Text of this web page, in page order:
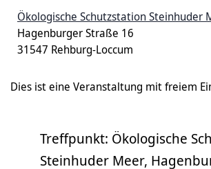
Ökologische Schutzstation Steinhuder
Hagenburger Straße 16
31547 Rehburg-Loccum
Dies ist eine Veranstaltung mit freiem
Treffpunkt: Ökologische
Steinhuder Meer,